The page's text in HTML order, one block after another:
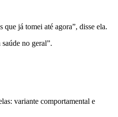
já tomei até agora”, disse ela.
no geral”.
variante comportamental e